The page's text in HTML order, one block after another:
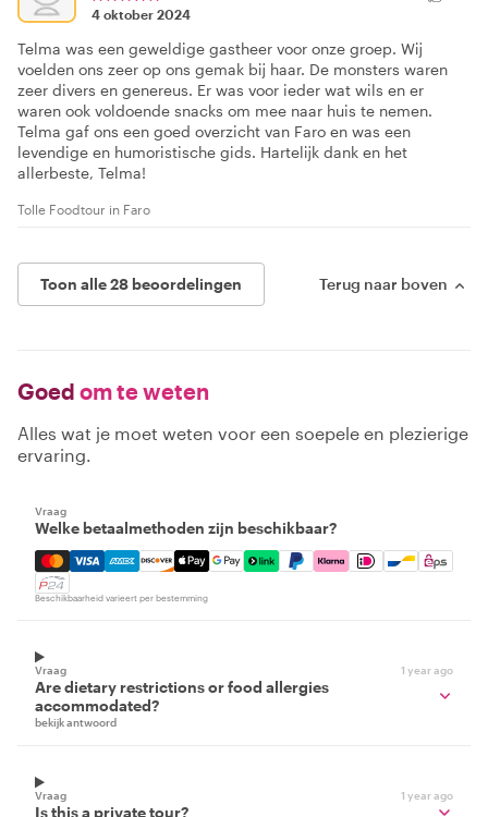
4 oktober 2024
Telma was een geweldige gastheer voor onze groep. Wij
voelden ons zeer op ons gemak bij haar. De monsters waren
zeer divers en genereus. Er was voor ieder wat wils en er
waren ook voldoende snacks om mee naar huis te nemen.
Telma gaf ons een goed overzicht van Faro en was een
levendige en humoristische gids. Hartelijk dank en het
allerbeste, Telma!
Tolle Foodtour in Faro
Toon alle 28 beoordelingen Terug naar boven
Goed om te weten
Alles wat je moet weten voor een soepele en plezierige
ervaring.
Vraag
Welke betaalmethoden zijn beschikbaar?
Mastercard, Visa, Amex, Discover, Apple Pay, Google
Beschikbaarheid varieert per bestemming
Vraag 1 year ago
Are dietary restrictions or food allergies
accommodated?
bekijk antwoord
Vraag 1 year ago
Is this a private tour?